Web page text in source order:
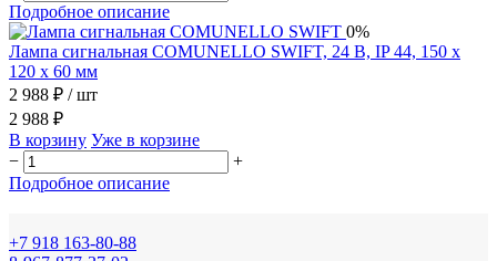
Подробное описание
0%
Лампа сигнальная COMUNELLO SWIFT, 24 В, IP 44, 150 х
120 х 60 мм
2 988 ₽ / шт
2 988 ₽
В корзину Уже в корзине
−
+
Подробное описание
+7 918 163-80-88